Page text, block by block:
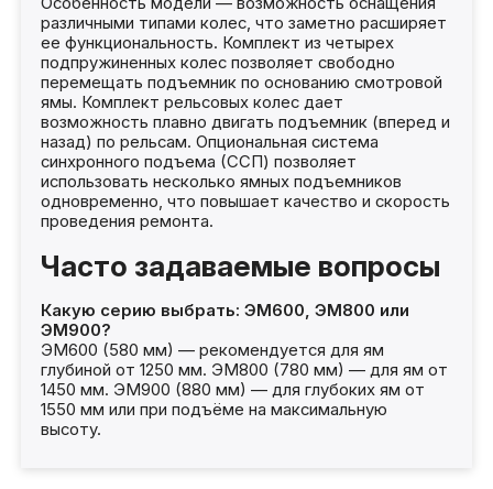
различными типами колес, что заметно расширяет
ее функциональность. Комплект из четырех
подпружиненных колес позволяет свободно
перемещать подъемник по основанию смотровой
ямы. Комплект рельсовых колес дает
возможность плавно двигать подъемник (вперед и
назад) по рельсам. Опциональная система
синхронного подъема (ССП) позволяет
использовать несколько ямных подъемников
одновременно, что повышает качество и скорость
проведения ремонта.
Часто задаваемые вопросы
Какую серию выбрать: ЭМ600, ЭМ800 или
ЭМ900?
ЭМ600 (580 мм) — рекомендуется для ям
глубиной от 1250 мм. ЭМ800 (780 мм) — для ям от
1450 мм. ЭМ900 (880 мм) — для глубоких ям от
1550 мм или при подъёме на максимальную
высоту.